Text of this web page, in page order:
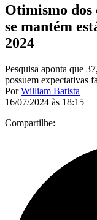
Otimismo dos
se mantém
2024
Pesquisa aponta que
possuem expectativas
PorWilliam Batista
16/07/2024 às 18:15
Compartilhe: